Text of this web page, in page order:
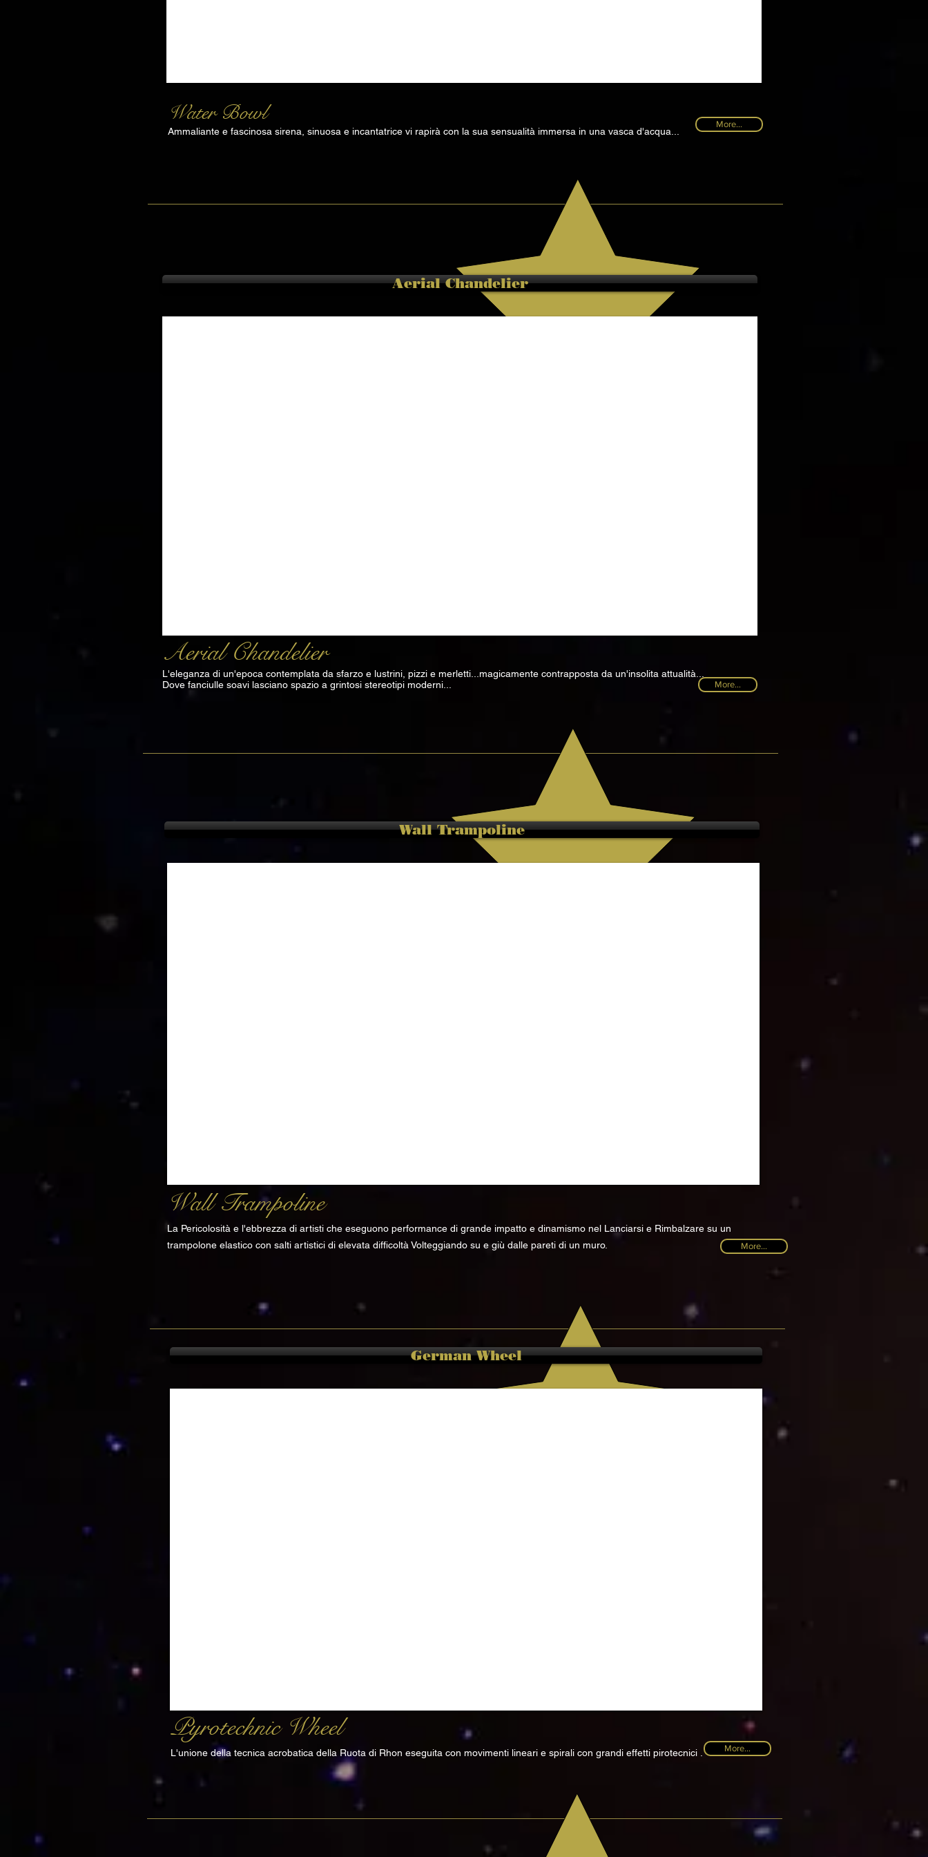
Water Bowl
Ammaliante e fascinosa sirena, sinuosa e incantatrice vi rapirà con la sua sensualità immersa in una vasca d'acqua...
More...
Aerial Chandelier
Aerial Chandelier
L'eleganza di un'epoca contemplata da sfarzo e lustrini, pizzi e merletti...magicamente contrapposta da un'insolita attualità...
Dove fanciulle soavi lasciano spazio a grintosi stereotipi moderni...
More...
Wall Trampoline
Wall Trampoline
La Pericolosità e l'ebbrezza di artisti che eseguono performance di grande impatto e dinamismo nel Lanciarsi e Rimbalzare su un
trampolone elastico con salti artistici di elevata difficoltà Volteggiando su e giù dalle pareti di un muro.
More...
German Wheel
Pyrotechnic Wheel
L'unione della tecnica acrobatica della Ruota di Rhon eseguita con movimenti lineari e spirali con grandi effetti pirotecnici . More...